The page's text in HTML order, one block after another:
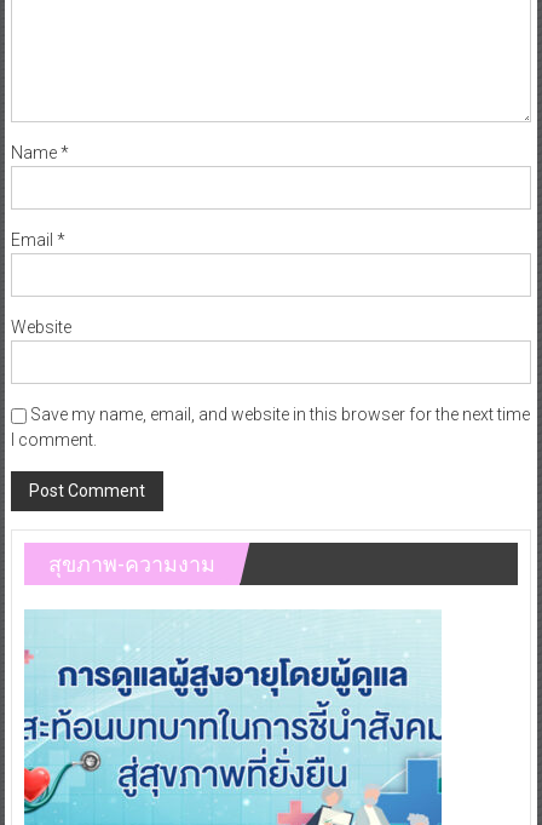
Name*
Email *
Website
Save my name, email, and website in this browser for the next time
I comment.
สุขภาพ-ความงาม